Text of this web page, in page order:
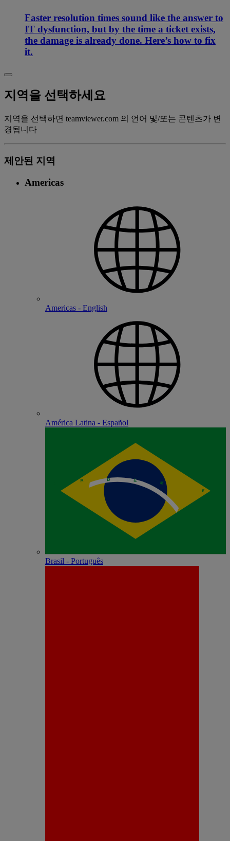
Faster resolution times sound like the answer to
IT dysfunction, but by the time a ticket exists,
the damage is already done. Here’s how to fix
it.
지역을 선택하세요
지역을 선택하면 teamviewer.com 의 언어 및/또는 콘텐츠가 변
경됩니다
제안된 지역
Americas
Americas - English
América Latina - Español
Brasil - Português